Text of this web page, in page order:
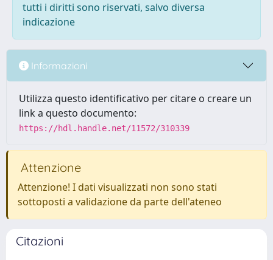
tutti i diritti sono riservati, salvo diversa
indicazione
Informazioni
Utilizza questo identificativo per citare o creare un
link a questo documento:
https://hdl.handle.net/11572/310339
Attenzione
Attenzione! I dati visualizzati non sono stati
sottoposti a validazione da parte dell'ateneo
Citazioni